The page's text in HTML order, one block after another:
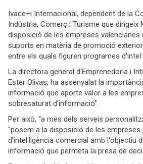
Ivace+i Internacional, dependent de la
Indústria, Comerç i Turisme que dirigeix
disposició de les empreses valencianes
suports en matèria de promoció
entre els quals figuren programes
La directora general d'Emprenedoria i
Ester Olivas, ha assenyalat la
informació que aporte valor a les
sobresaturat d'informació”.
Per això, “a més dels serveis
"posem a la disposició de les empreses
d'intel·ligència comercial amb l'objectiu
informació que permeta la presa de